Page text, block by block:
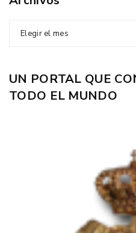
Elegir el mes
UN PORTAL QUE
TODO EL MUNDO